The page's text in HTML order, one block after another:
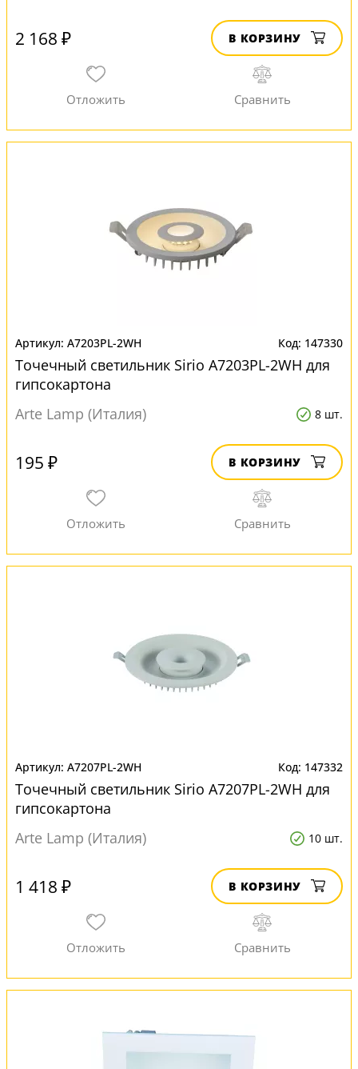
2 168 ₽ В КОРЗИНУ
A7203PL-2WH 147330
Точечный светильник Sirio A7203PL-2WH для
гипсокартона
Arte Lamp (Италия)
8 шт.
195 ₽ В КОРЗИНУ
A7207PL-2WH 147332
Точечный светильник Sirio A7207PL-2WH для
гипсокартона
Arte Lamp (Италия)
10 шт.
1 418 ₽ В КОРЗИНУ